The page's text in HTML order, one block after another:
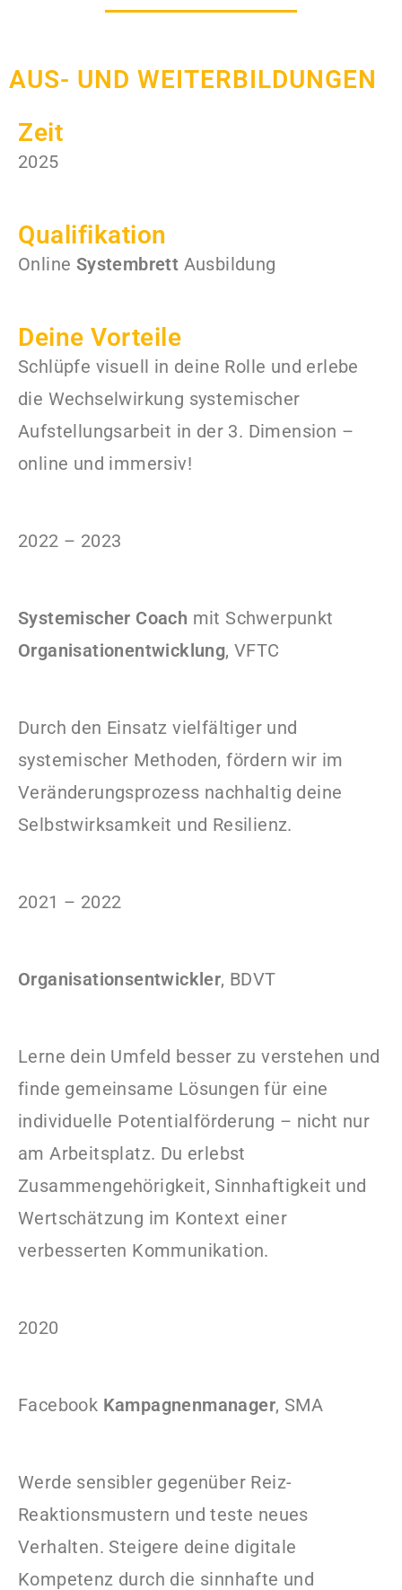
AUS- UND WEITERBILDUNGEN
Zeit
2025
Qualifikation
Online Systembrett Ausbildung
Deine Vorteile
Schlüpfe visuell in deine Rolle und erlebe
die Wechselwirkung systemischer
Aufstellungsarbeit in der 3. Dimension –
online und immersiv!
2022 – 2023
Systemischer Coach mit Schwerpunkt
Organisationentwicklung, VFTC
Durch den Einsatz vielfältiger und
systemischer Methoden, fördern wir im
Veränderungsprozess nachhaltig deine
Selbstwirksamkeit und Resilienz.
2021 – 2022
Organisationsentwickler, BDVT
Lerne dein Umfeld besser zu verstehen und
finde gemeinsame Lösungen für eine
individuelle Potentialförderung – nicht nur
am Arbeitsplatz. Du erlebst
Zusammengehörigkeit, Sinnhaftigkeit und
Wertschätzung im Kontext einer
verbesserten Kommunikation.
2020
Facebook Kampagnenmanager, SMA
Werde sensibler gegenüber Reiz-
Reaktionsmustern und teste neues
Verhalten. Steigere deine digitale
Kompetenz durch die sinnhafte und